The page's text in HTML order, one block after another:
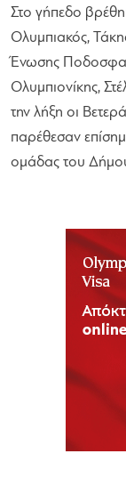
Στο γήπεδο
Ολυμπιακός,
Ένωσης
Ολυμπιονίκης,
την λήξη οι
παρέθεσαν
ομάδας του